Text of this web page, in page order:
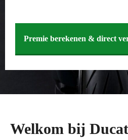
Welkom bij